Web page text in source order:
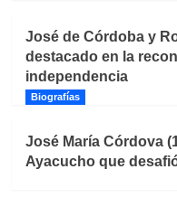
José de Córdoba y
destacado en la
independencia
Biografías
José María Córdova
Ayacucho que